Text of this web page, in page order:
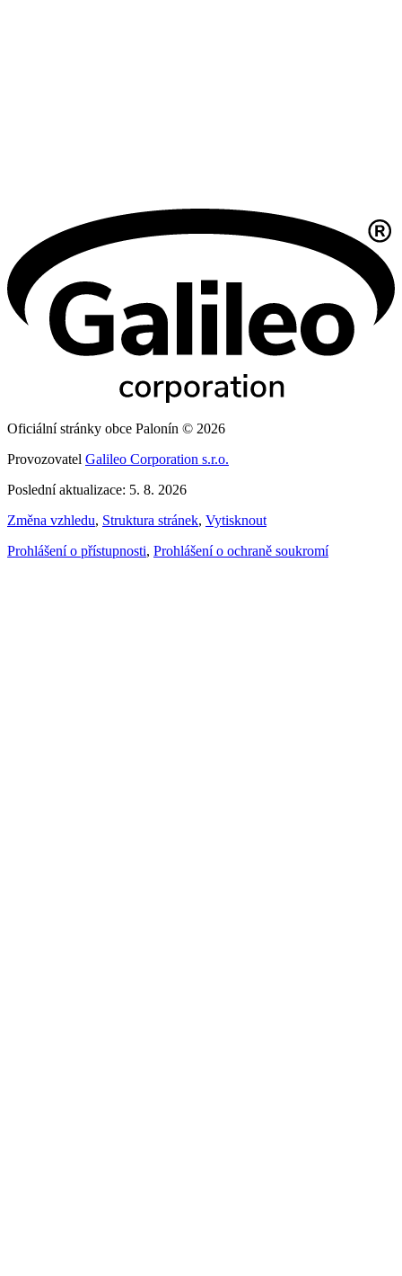
Oficiální stránky obce Palonín © 2026
Provozovatel Galileo Corporation s.r.o.
Poslední aktualizace: 5. 8. 2026
Změna vzhledu, Struktura stránek, Vytisknout
Prohlášení o přístupnosti, Prohlášení o ochraně soukromí